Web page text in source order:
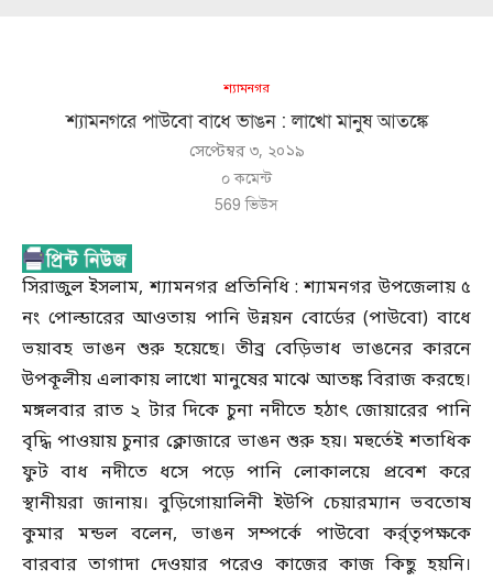
শ্যামনগর
শ্যামনগরে পাউবো বাধে ভাঙন : লাখো মানুষ আতঙ্কে
সেপ্টেম্বর ৩, ২০১৯
০ কমেন্ট
569 ভিউস
সিরাজুল ইসলাম, শ্যামনগর প্রতিনিধি : শ্যামনগর উপজেলায় ৫
নং পোল্ডারের আওতায় পানি উন্নয়ন বোর্ডের (পাউবো) বাধে
ভয়াবহ ভাঙন শুরু হয়েছে। তীব্র বেড়িভাধ ভাঙনের কারনে
উপকূলীয় এলাকায় লাখো মানুষের মাঝে আতঙ্ক বিরাজ করছে।
মঙ্গলবার রাত ২ টার দিকে চুনা নদীতে হঠাৎ জোয়ারের পানি
বৃদ্ধি পাওয়ায় চুনার ক্লোজারে ভাঙন শুরু হয়। মহুর্তেই শতাধিক
ফুট বাধ নদীতে ধসে পড়ে পানি লোকালয়ে প্রবেশ করে
স্থানীয়রা জানায়। বুড়িগোয়ালিনী ইউপি চেয়ারম্যান ভবতোষ
কুমার মন্ডল বলেন, ভাঙন সম্পর্কে পাউবো কর্র্তৃপক্ষকে
বারবার তাগাদা দেওয়ার পরেও কাজের কাজ কিছু হয়নি।